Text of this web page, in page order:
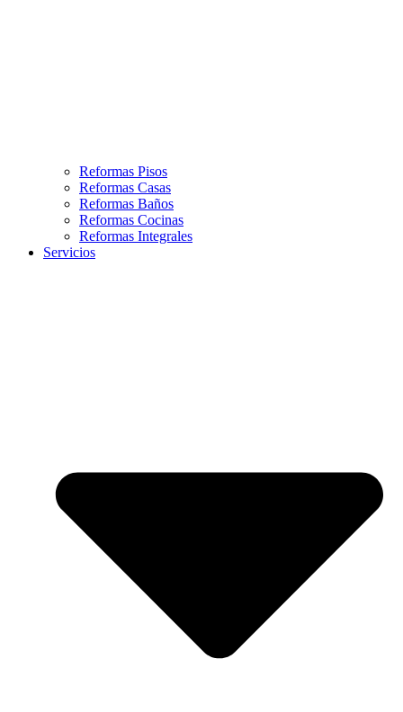
Reformas Pisos
Reformas Casas
Reformas Baños
Reformas Cocinas
Reformas Integrales
Servicios